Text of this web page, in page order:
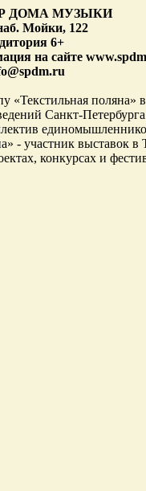
ДОМА МУЗЫКИ
Мойки, 122
6+
на сайте
«Текстильная поляна»
Санкт-
- участник выставок
конкурсах и